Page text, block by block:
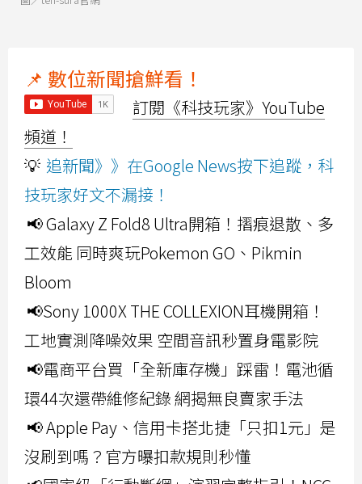
📌 數位新聞搶鮮看！
訂閱《科技玩家》YouTube
頻道！
💡 追新聞》》在Google News按下追蹤，科
技玩家好文不漏接！
📢 Galaxy Z Fold8 Ultra開箱！摺痕退散、多
工效能 同時爽玩Pokemon GO、Pikmin
Bloom
📢Sony 1000X THE COLLEXION耳機開箱！
工地實測降噪效果 空間音訊秒置身電影院
📢電商平台買「全新庫存機」踩雷！電池循
環44次還帶維修紀錄 網揭無良賣家手法
📢 Apple Pay、信用卡搭北捷「只扣1元」是
沒刷到嗎？官方曝扣款規則秒懂